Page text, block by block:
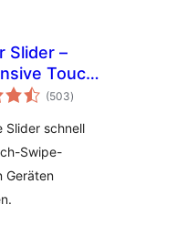
Slider –
Touch
(503Bewertungen
insgesamt
)
Slider schnell
Swipe-
Geräten